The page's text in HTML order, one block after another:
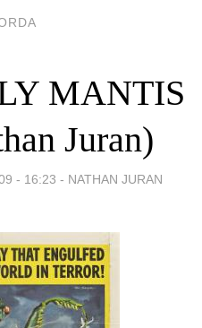
MANTIS
Juran)
- 16:23 - NATHAN JURAN